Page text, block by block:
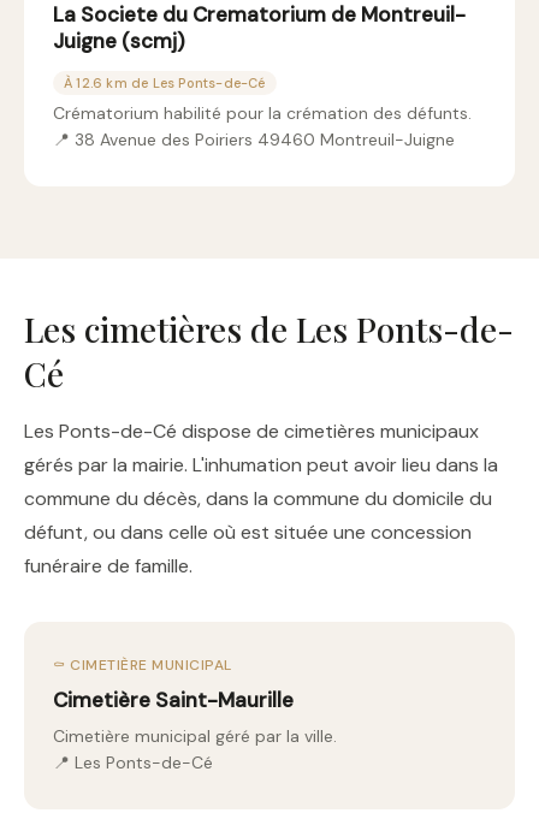
La Societe du Crematorium de Montreuil-
Juigne (scmj)
À 12.6 km de Les Ponts-de-Cé
Crématorium habilité pour la crémation des défunts.
📍 38 Avenue des Poiriers 49460 Montreuil-Juigne
Les cimetières de Les Ponts-de-
Cé
Les Ponts-de-Cé dispose de cimetières municipaux
gérés par la mairie. L'inhumation peut avoir lieu dans la
commune du décès, dans la commune du domicile du
défunt, ou dans celle où est située une concession
funéraire de famille.
⚰️ CIMETIÈRE MUNICIPAL
Cimetière Saint-Maurille
Cimetière municipal géré par la ville.
📍 Les Ponts-de-Cé